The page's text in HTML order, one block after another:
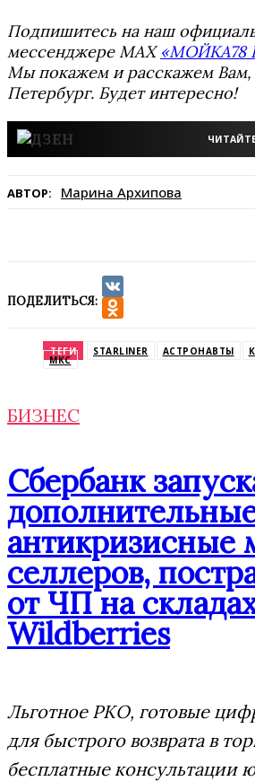
Подпишитесь на наш
мессенджере MAX«МОЙКА78
Мы покажем и расскажем Вам,
Петербург. Будет интересно!
АВТОР: Марина Архипова
ПОДЕЛИТЬСЯ:
VK
ТЕГИ STARLINER АСТРОНАВТЫ
МКС
БИЗНЕС
Сбербанк
антикризисные
селлеров,
от ЧП на
Wildberries
Льготное РКО, готовые
для быстрого возврата в
бесплатные консультации